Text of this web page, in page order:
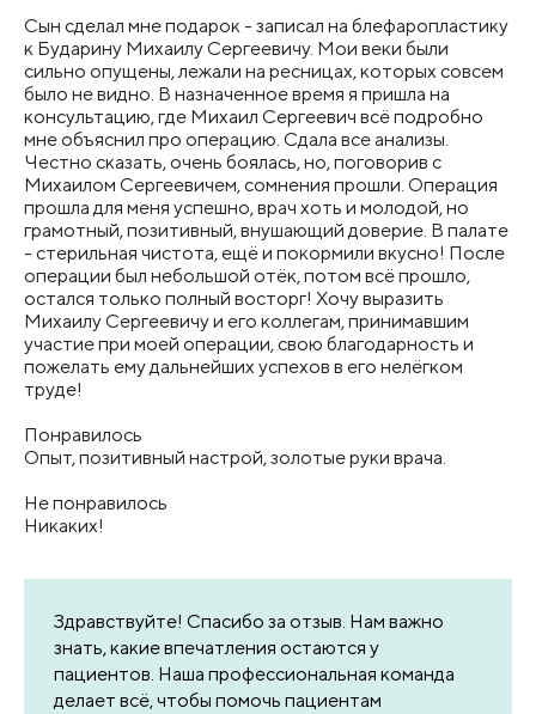
Сын сделал мне подарок - записал на блефаропластику
к Бударину Михаилу Сергеевичу. Мои веки были
сильно опущены, лежали на ресницах, которых совсем
было не видно. В назначенное время я пришла на
консультацию, где Михаил Сергеевич всё подробно
мне объяснил про операцию. Сдала все анализы.
Честно сказать, очень боялась, но, поговорив с
Михаилом Сергеевичем, сомнения прошли. Операция
прошла для меня успешно, врач хоть и молодой, но
грамотный, позитивный, внушающий доверие. В палате
- стерильная чистота, ещё и покормили вкусно! После
операции был небольшой отёк, потом всё прошло,
остался только полный восторг! Хочу выразить
Михаилу Сергеевичу и его коллегам, принимавшим
участие при моей операции, свою благодарность и
пожелать ему дальнейших успехов в его нелёгком
труде!
Понравилось
Опыт, позитивный настрой, золотые руки врача.
Не понравилось
Никаких!
Здравствуйте! Спасибо за отзыв. Нам важно
знать, какие впечатления остаются у
пациентов. Наша профессиональная команда
делает всё, чтобы помочь пациентам